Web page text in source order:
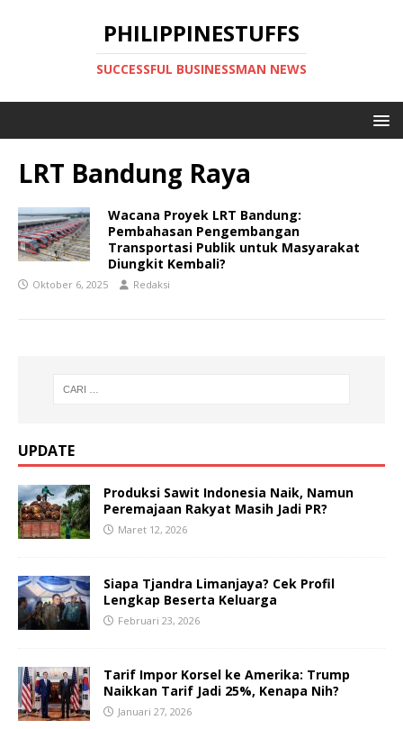
PHILIPPINESTUFFS
SUCCESSFUL BUSINESSMAN NEWS
LRT Bandung Raya
Wacana Proyek LRT Bandung:
Pembahasan Pengembangan
Transportasi Publik untuk Masyarakat
Diungkit Kembali?
Oktober 6, 2025 Redaksi
UPDATE
Produksi Sawit Indonesia Naik, Namun
Peremajaan Rakyat Masih Jadi PR?
Maret 12, 2026
Siapa Tjandra Limanjaya? Cek Profil
Lengkap Beserta Keluarga
Februari 23, 2026
Tarif Impor Korsel ke Amerika: Trump
Naikkan Tarif Jadi 25%, Kenapa Nih?
Januari 27, 2026